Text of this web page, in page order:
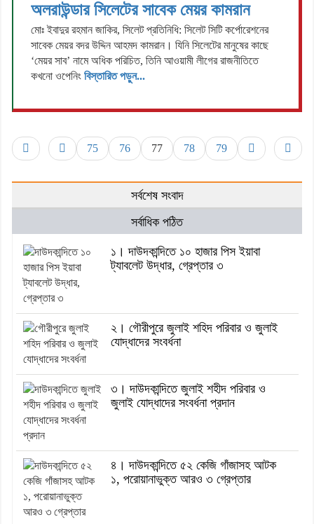
অলরাউন্ডার সিলেটের সাবেক মেয়র কামরান
মোঃ ইবাদুর রহমান জাকির, সিলেট প্রতিনিধি: সিলেট সিটি কর্পোরেশনের
সাবেক মেয়র বদর উদ্দিন আহমদ কামরান। যিনি সিলেটের মানুষের কাছে
‘মেয়র সাব’ নামে অধিক পরিচিত, তিনি আওয়ামী লীগের রাজনীতিতে
কখনো ওপেনিং বিস্তারিত পড়ুন...
75 76 77 78 79
সর্বশেষ সংবাদ
সর্বাধিক পঠিত
১। দাউদকান্দিতে ১০ হাজার পিস ইয়াবা
ট্যাবলেট উদ্ধার, গ্রেপ্তার ৩
২। গৌরীপুরে জুলাই শহিদ পরিবার ও জুলাই
যোদ্ধাদের সংবর্ধনা
৩। দাউদকান্দিতে জুলাই শহীদ পরিবার ও
জুলাই যোদ্ধাদের সংবর্ধনা প্রদান
৪। দাউদকান্দিতে ৫২ কেজি গাঁজাসহ আটক
১, পরোয়ানাভুক্ত আরও ৩ গ্রেপ্তার